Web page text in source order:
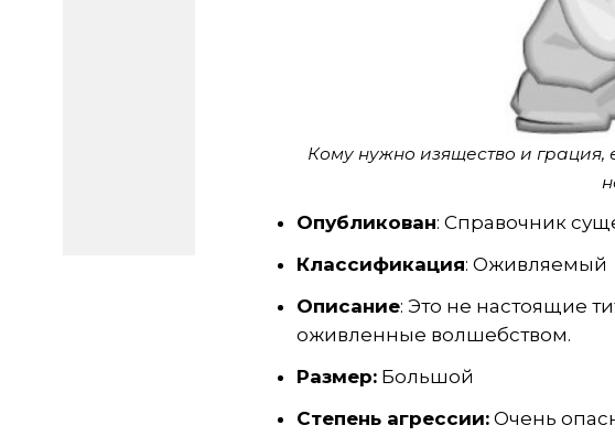
Кому нужно изящество и
Опубликован: Справочник
Классификация: Оживляемый
Описание: Это не настоящие
оживленные волшебством.
Размер:Большой
Степень агрессии:Очень